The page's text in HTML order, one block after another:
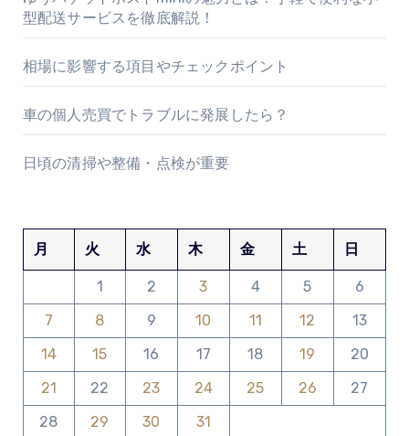
型配送サービスを徹底解説！
相場に影響する項目やチェックポイント
車の個人売買でトラブルに発展したら？
日頃の清掃や整備・点検が重要
月 火 水 木 金 土 日
1 2 3 4 5
6
7
8 9 10 11 12
13
14
15 16 17 18 19
20
21
22 23 24 25 26
27
28
29 30 31